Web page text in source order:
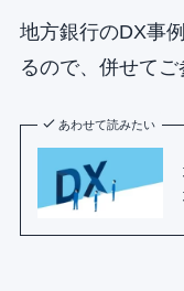
地方銀行のDX事
るので、併せてご
あわせて読みたい